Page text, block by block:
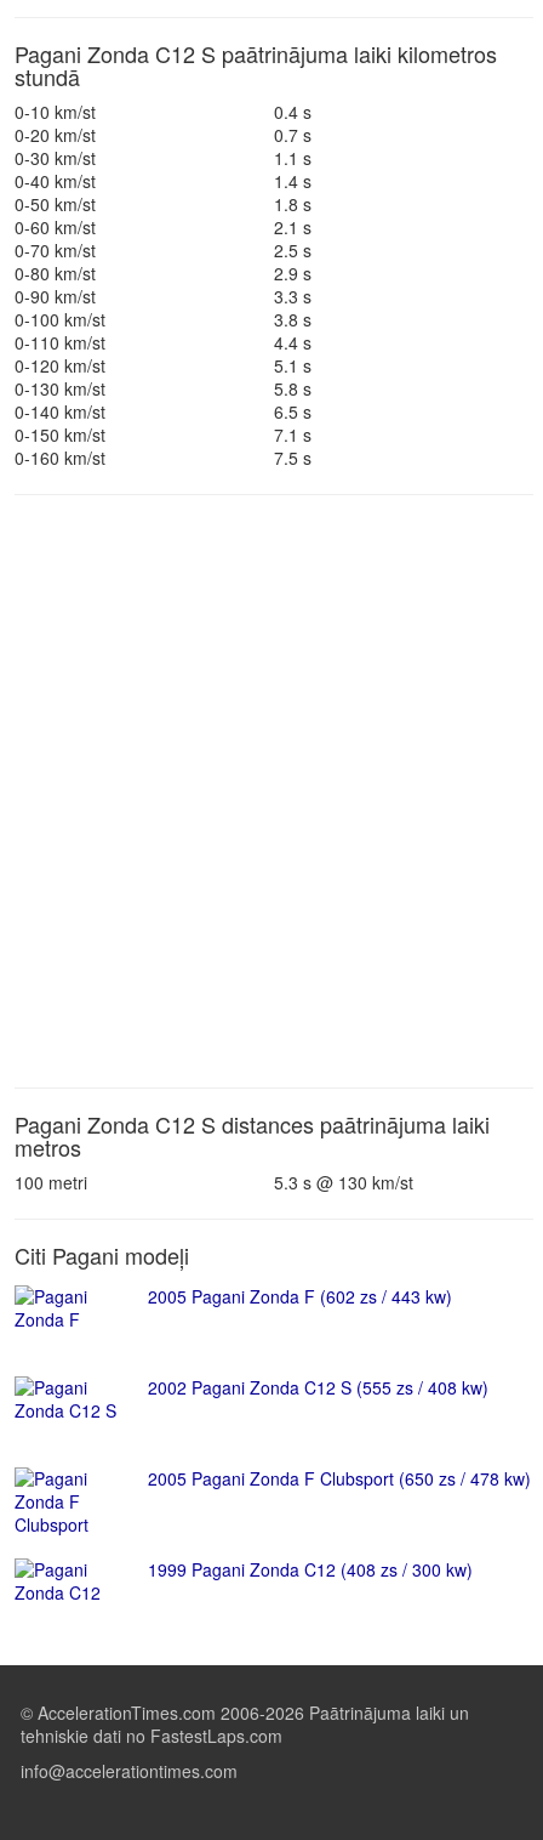
Pagani Zonda C12 S paātrinājuma laiki kilometros
stundā
0-10 km/st
0.4 s
0-20 km/st
0.7 s
0-30 km/st
1.1 s
0-40 km/st
1.4 s
0-50 km/st
1.8 s
0-60 km/st
2.1 s
0-70 km/st
2.5 s
0-80 km/st
2.9 s
0-90 km/st
3.3 s
0-100 km/st
3.8 s
0-110 km/st
4.4 s
0-120 km/st
5.1 s
0-130 km/st
5.8 s
0-140 km/st
6.5 s
0-150 km/st
7.1 s
0-160 km/st
7.5 s
Pagani Zonda C12 S distances paātrinājuma laiki
metros
100 metri 5.3 s @ 130 km/st
Citi Pagani modeļi
2005 Pagani Zonda F (602 zs / 443 kw)
2002 Pagani Zonda C12 S (555 zs / 408 kw)
2005 Pagani Zonda F Clubsport (650 zs / 478 kw)
1999 Pagani Zonda C12 (408 zs / 300 kw)
© AccelerationTimes.com 2006-2026 Paātrinājuma laiki un
tehniskie dati no FastestLaps.com
info@accelerationtimes.com